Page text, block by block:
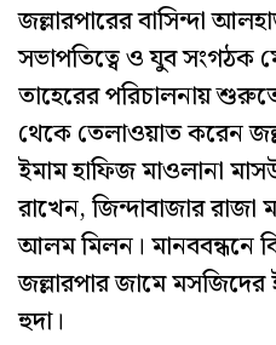
জল্লারপারের বাসিন্দা
সভাপতিত্বে ও যুব সংগঠক
তাহেরের পরিচালনায়
থেকে তেলাওয়াত করেন
ইমাম হাফিজ মাওলানা
রাখেন, জিন্দাবাজার রাজা
আলম মিলন। মানববন্ধনে
জল্লারপার জামে
হুদা।